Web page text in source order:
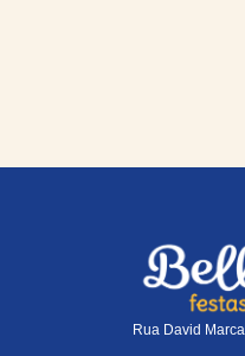
Rua David